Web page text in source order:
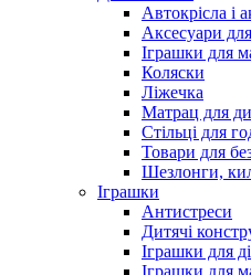
Автокрісла і
Аксесуари
Іграшки для
Коляски
Ліжечка
Матрац для
Стільці для
Товари для
Шезлонги,
Іграшки
Антистреси
Дитячі
Іграшки для
Іграшки для